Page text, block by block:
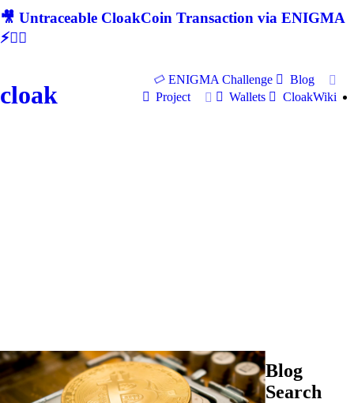
🎥 Untraceable CloakCoin Transaction via ENIGMA
⚡🕵‍♂
cloak
ENIGMA Challenge
Blog
Project
Wallets CloakWiki
Blog
Search